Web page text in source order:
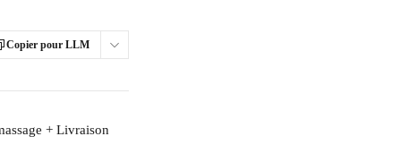
Copier pour LLM
+ Livraison